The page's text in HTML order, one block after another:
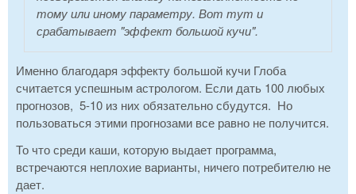
тому или иному параметру. Вот тут и
срабатывает "эффект большой кучи".
Именно благодаря эффекту большой кучи Глоба
считается успешным астрологом. Если дать 100 любых
прогнозов, 5-10 из них обязательно сбудутся. Но
пользоваться этими прогнозами все равно не получится.
То что среди каши, которую выдает программа,
встречаются неплохие варианты, ничего потребителю не
дает.